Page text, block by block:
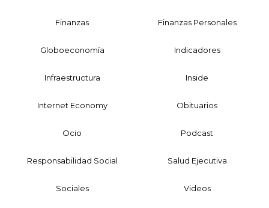
Finanzas Finanzas Personales
Globoeconomía Indicadores
Infraestructura Inside
Internet Economy Obituarios
Ocio Podcast
Responsabilidad Social Salud Ejecutiva
Sociales Videos